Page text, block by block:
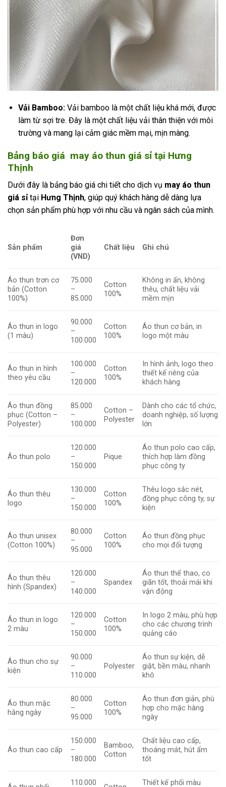
Vải Bamboo: Vải bamboo là một chất liệu khá mới, được
làm từ sợi tre. Đây là một chất liệu vải thân thiện với môi
trường và mang lại cảm giác mềm mại, mịn màng.
Bảng báo giá may áo thun giá sỉ tại Hưng
Thịnh
Dưới đây là bảng báo giá chi tiết cho dịch vụ may áo thun
giá sỉtại Hưng Thịnh, giúp quý khách hàng dễ dàng lựa
chọn sản phẩm phù hợp với nhu cầu và ngân sách của mình.
Sản phẩm
Đơn
giá
(VND)
Chất liệu Ghi chú
Áo thun trơn cơ
bản (Cotton
100%)
75.000
–
85.000
Cotton
100%
Không in ấn, không
thêu, chất liệu vải
mềm mịn
Áo thun in logo
(1 màu)
90.000
–
100.000
Cotton
100%
Áo thun cơ bản, in
logo một màu
Áo thun in hình
theo yêu cầu
100.000
–
120.000
Cotton
100%
In hình ảnh, logo theo
thiết kế riêng của
khách hàng
Áo thun đồng
phục (Cotton –
Polyester)
85.000
–
100.000
Cotton –
Polyester
Dành cho các tổ chức,
doanh nghiệp, số lượng
lớn
Áo thun polo
120.000
–
150.000
Pique
Áo thun polo cao cấp,
thích hợp làm đồng
phục công ty
Áo thun thêu
logo
130.000
–
150.000
Cotton
100%
Thêu logo sắc nét,
đồng phục công ty, sự
kiện
Áo thun unisex
(Cotton 100%)
80.000
–
95.000
Cotton
100%
Áo thun đồng phục
cho mọi đối tượng
Áo thun thêu
hình (Spandex)
120.000
–
140.000
Spandex
Áo thun thể thao, co
giãn tốt, thoải mái khi
vận động
Áo thun in logo
2 màu
120.000
–
150.000
Cotton
100%
In logo 2 màu, phù hợp
cho các chương trình
quảng cáo
Áo thun cho sự
kiện
90.000
–
110.000
Polyester
Áo thun sự kiện, dễ
giặt, bền màu, nhanh
khô
Áo thun mặc
hằng ngày
80.000
–
95.000
Cotton
100%
Áo thun đơn giản, phù
hợp cho mặc hàng
ngày
Áo thun cao cấp
150.000
–
180.000
Bamboo,
Cotton
Chất liệu cao cấp,
thoáng mát, hút ẩm
tốt
110.000
Thiết kế phối màu